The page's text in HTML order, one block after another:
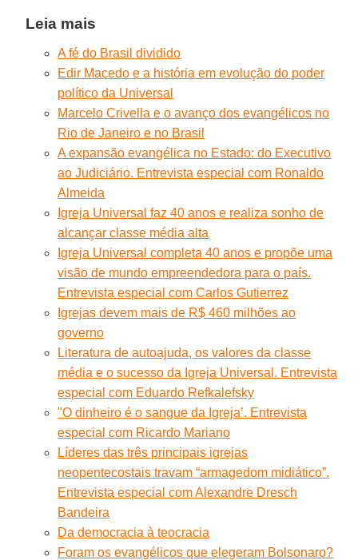
Leia mais
A fé do Brasil dividido
Edir Macedo e a história em evolução do poder
político da Universal
Marcelo Crivella e o avanço dos evangélicos no
Rio de Janeiro e no Brasil
A expansão evangélica no Estado: do Executivo
ao Judiciário. Entrevista especial com Ronaldo
Almeida
Igreja Universal faz 40 anos e realiza sonho de
alcançar classe média alta
Igreja Universal completa 40 anos e propõe uma
visão de mundo empreendedora para o país.
Entrevista especial com Carlos Gutierrez
Igrejas devem mais de R$ 460 milhões ao
governo
Literatura de autoajuda, os valores da classe
média e o sucesso da Igreja Universal. Entrevista
especial com Eduardo Refkalefsky
"O dinheiro é o sangue da Igreja’. Entrevista
especial com Ricardo Mariano
Líderes das três principais igrejas
neopentecostais travam “armagedom midiático”.
Entrevista especial com Alexandre Dresch
Bandeira
Da democracia à teocracia
Foram os evangélicos que elegeram Bolsonaro?